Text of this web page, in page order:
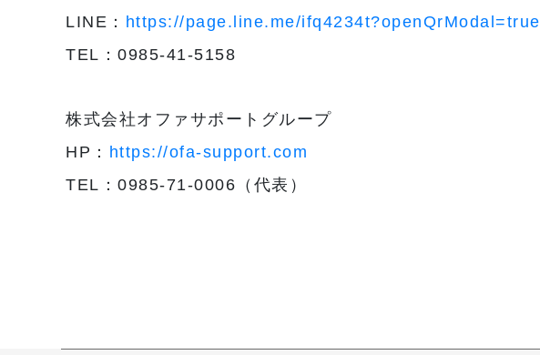
LINE： https://page.line.me/ifq4234t?openQrModal=true
TEL：0985-41-5158
株式会社オファサポートグループ
HP： https://ofa-support.com
TEL：0985-71-0006（代表）